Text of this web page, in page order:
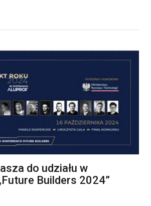
do udziału w
Builders 2024”